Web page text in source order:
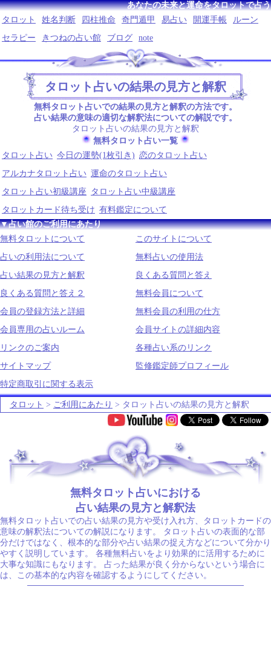
あなたの未来と運命をタロットで占う
タロット
姓名判断 四柱推命 奇門遁甲 易占い 開運手帳
ルーン
セラピー
きつねの占い館 ブログ note
タロット占いの結果の見方と解釈
無料タロット占いでの結果の見方と解釈の方法です。
占い結果の意味の適切な解釈法についての解説です。
タロット占いの結果の見方と解釈
無料タロット占い一覧
タロット占い 今日の運勢(1枚引き) 恋のタロット占い
アルカナタロット占い 運命のタロット占い
タロット占い初級講座
タロット占い中級講座
タロットカード待ち受け 有料鑑定について
▼占い館のご利用にあたり
無料タロットについて
このサイトについて
占いの利用法について
無料占いの使用法
占い結果の見方と解釈
良くある質問と答え
良くある質問と答え２
無料会員について
会員の登録方法と詳細
無料会員の利用の仕方
会員専用の占いルーム
会員サイトの詳細内容
リンクのご案内
各種占い系のリンク
サイトマップ
監修鑑定師プロフィール
特定商取引に関する表示
タロット > ご利用にあたり > タロット占いの結果の見方と解釈
.
無料タロット占いにおける
占い結果の見方と解釈法
無料タロット占いでの占い結果の見方や受け入れ方、タロットカードの
意味の解釈法についての解説になります。 タロット占いの表面的な部
分だけではなく、根本的な部分や占い結果の捉え方などについて分かり
やすく説明しています。 各種無料占いをより効果的に活用するために
大事な知識にもなります。 占った結果が良く分からないという場合に
は、この基本的な内容を確認するようにしてください。